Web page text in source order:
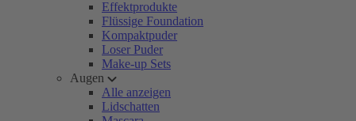
Effektprodukte
Flüssige Foundation
Kompaktpuder
Loser Puder
Make-up Sets
Augen
Alle anzeigen
Lidschatten